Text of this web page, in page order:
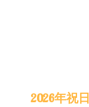
2026年祝